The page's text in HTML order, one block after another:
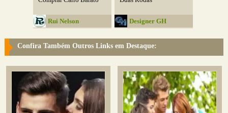
Rui Nelson Designer GH
Confira Também Outros Links em Destaque: